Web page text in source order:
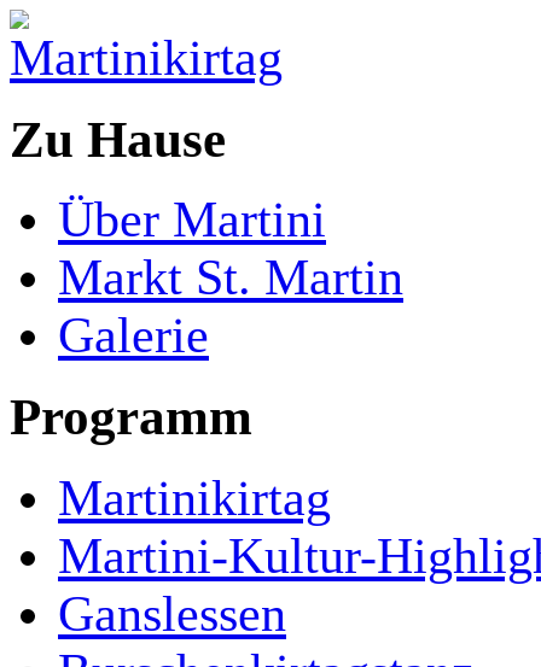
Zu Hause
Über Martini
Markt St. Martin
Galerie
Programm
Martinikirtag
Martini-Kultur-
Ganslessen